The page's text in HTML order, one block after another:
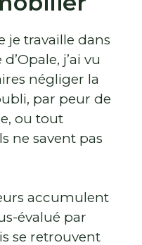
je travaille dans
j’ai vu
négliger la
par peur de
ou tout
ne savent pas
accumulent
évalué par
se retrouvent